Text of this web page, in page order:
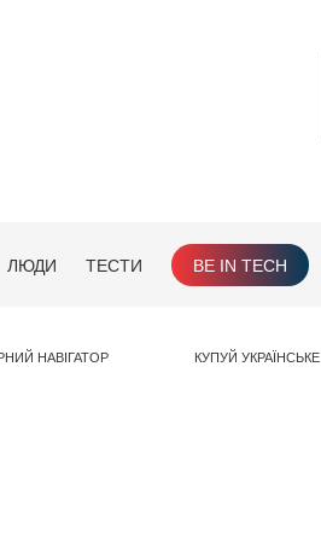
ЛЮДИ ТЕСТИ BE IN TECH
НАВІГАТОР КУПУЙ УКРАЇНСЬКЕ